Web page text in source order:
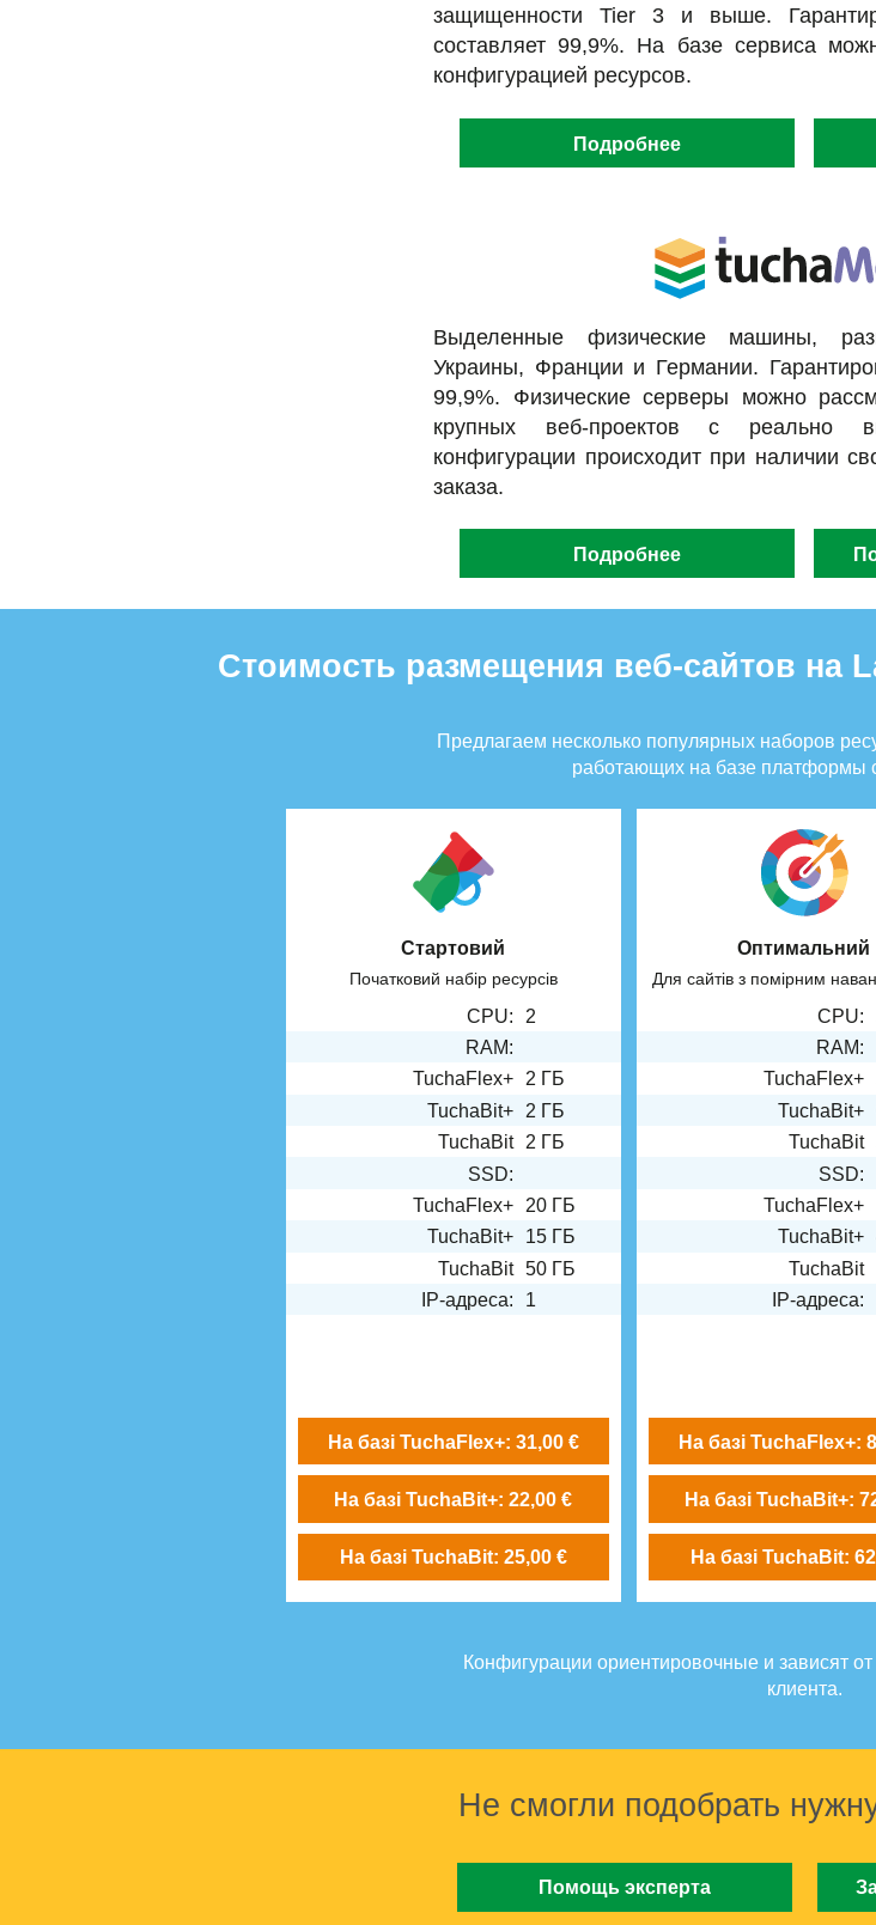
защищенности Tier 3 и выше.
составляет 99,9%. На базе сервиса
конфигурацией ресурсов.
Подробнее
Выделенные физические машины,
Украины, Франции и Германии.
99,9%. Физические серверы можно
крупных веб-проектов с реально
конфигурации происходит при наличии
заказа.
Подробнее
Стоимость размещения веб-сайтов на
Предлагаем несколько популярных наборов
работающих на базе платформы
Стартовий
Початковий набір ресурсів
CPU:
2
RAM:
TuchaFlex+
2 ГБ
TuchaBit+
2 ГБ
TuchaBit
2 ГБ
SSD:
TuchaFlex+
20 ГБ
TuchaBit+
15 ГБ
TuchaBit 50 ГБ
IP-адреса:
1
На базі TuchaFlex+: 31,00 €
На базі TuchaBit+: 22,00 €
На базі TuchaBit: 25,00 €
Оптимальний
Для сайтів з помірним
CPU:
RAM:
TuchaFlex+
TuchaBit+
TuchaBit
SSD:
TuchaFlex+
TuchaBit+
TuchaBit
IP-адреса:
На базі TuchaFlex+:
На базі TuchaBit+:
На базі TuchaBit:
Конфигурации ориентировочные и зависят от
клиента.
Не смогли подобрать
Помощь эксперта